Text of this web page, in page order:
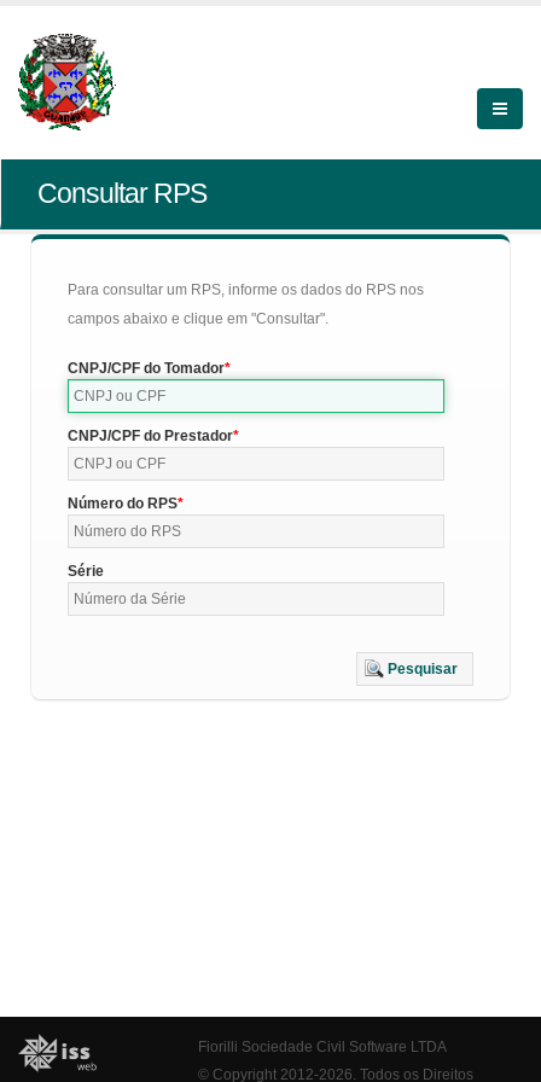
Consultar RPS
Para consultar um RPS, informe os dados do RPS nos
campos abaixo e clique em "Consultar".
CNPJ/CPF do Tomador
CNPJ/CPF do Prestador
Número do RPS
Série
Pesquisar
Fiorilli Sociedade Civil Software LTDA
© Copyright 2012-2026. Todos os Direitos